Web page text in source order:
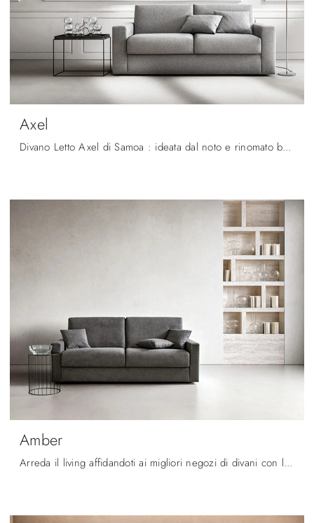
Axel
Divano Letto Axel di Samoa : ideata dal noto e rinomato brand, specialista nel settore Arredamento Casa, questa proposta completerà il tuo soggiorno ...
Amber
Arreda il living affidandoti ai migliori negozi di divani con letto e rendilo un ambiente unico.